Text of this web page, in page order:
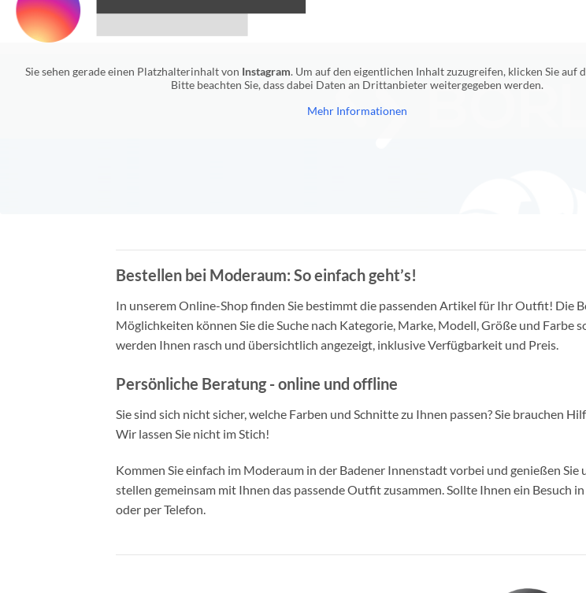
Sie sehen gerade einen Platzhalterinhalt von Instagram. Um auf den eigentlichen Inhalt zuzugreifen, klicken Sie auf
Bitte beachten Sie, dass dabei Daten an Drittanbieter weitergegeben werden.
Mehr Informationen
Bestellen bei Moderaum: So einfach geht’s!
In unserem Online-Shop finden Sie bestimmt die passenden Artikel für Ihr Outfit! Die
Möglichkeiten können Sie die Suche nach Kategorie, Marke, Modell, Größe und Farbe
werden Ihnen rasch und übersichtlich angezeigt, inklusive Verfügbarkeit und Preis.
Persönliche Beratung - online und offline
Sie sind sich nicht sicher, welche Farben und Schnitte zu Ihnen passen? Sie brauchen
Wir lassen Sie nicht im Stich!
Kommen Sie einfach im Moderaum in der Badener Innenstadt vorbei und genießen
stellen gemeinsam mit Ihnen das passende Outfit zusammen. Sollte Ihnen ein Besuch
oder per Telefon.